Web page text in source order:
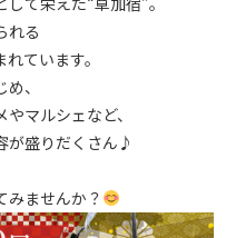
れる
ています。
、
マルシェなど、
が盛りだくさん♪
みませんか？